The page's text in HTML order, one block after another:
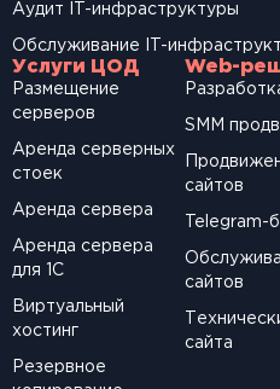
Аудит IT-инфраструктуры
Обслуживание IT-
Услуги ЦОД
Размещение
серверов
Аренда серверных
стоек
Аренда сервера
Аренда сервера
для 1С
Виртуальный
хостинг
Резервное
Web-
SМM
сайтов
Telegram-
сайтов
сайта